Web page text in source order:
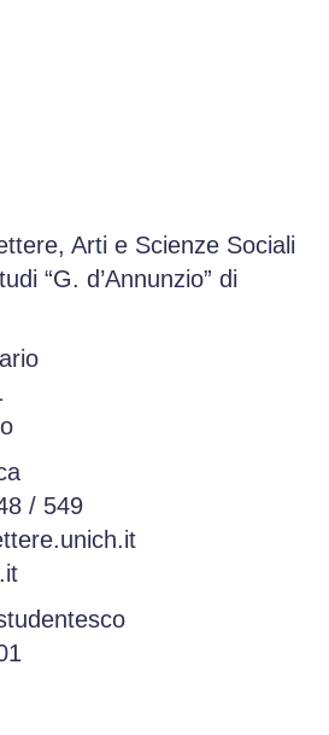
Arti e Scienze Sociali
“G. d’Annunzio” di
/ 549